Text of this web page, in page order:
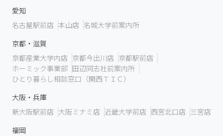
愛知
名古屋駅前店 本山店 名城大学前案内所
京都・滋賀
京都産業大学内店 京都今出川店 京都駅前店
ホーミック事業部 田辺同志社前案内所
ひとり暮らし相談窓口（関西ＴＩＣ）
大阪・兵庫
新大阪駅前店 大阪ミナミ店 近畿大学前店 西宮北口店 三宮店
福岡